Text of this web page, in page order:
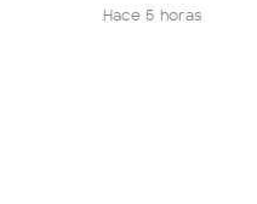
Hace 5 horas